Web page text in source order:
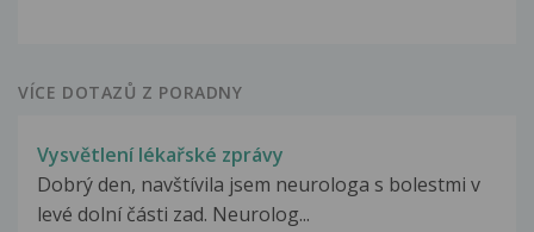
VÍCE DOTAZŮ Z PORADNY
Vysvětlení lékařské zprávy
Dobrý den, navštívila jsem neurologa s bolestmi v
levé dolní části zad. Neurolog...